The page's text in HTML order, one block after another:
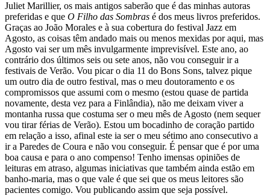
Juliet Marillier, os mais antigos saberão que é das minhas autoras
preferidas e que O Filho das Sombras é dos meus livros preferidos.
Graças ao João Morales e à sua cobertura do festival Jazz em
Agosto, as coisas têm andado mais ou menos mexidas por aqui, mas
Agosto vai ser um mês invulgarmente imprevisível. Este ano, ao
contrário dos últimos seis ou sete anos, não vou conseguir ir a
festivais de Verão. Vou picar o dia 11 do Bons Sons, talvez pique
um outro dia de outro festival, mas o meu doutoramento e os
compromissos que assumi com o mesmo (estou quase de partida
novamente, desta vez para a Finlândia), não me deixam viver a
montanha russa que costuma ser o meu mês de Agosto (nem sequer
vou tirar férias de Verão). Estou um bocadinho de coração partido
em relação a isso, afinal este ia ser o meu sétimo ano consecutivo a
ir a Paredes de Coura e não vou conseguir. É pensar que é por uma
boa causa e para o ano compenso! Tenho imensas opiniões de
leituras em atraso, algumas iniciativas que também ainda estão em
banho-maria, mas o que vale é que sei que os meus leitores são
pacientes comigo. Vou publicando assim que seja possível.